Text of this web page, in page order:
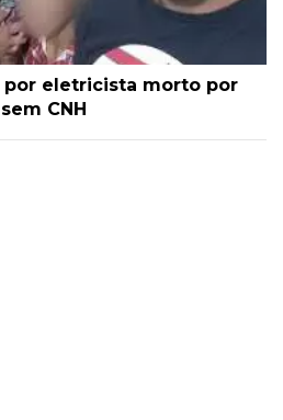
por eletricista morto por
CNH